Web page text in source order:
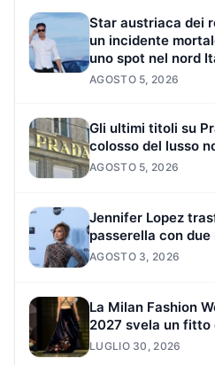
Star austriaca dei
un incidente
uno spot nel nord
AGOSTO 5, 2026
Gli ultimi titoli su
colosso del lusso
AGOSTO 5, 2026
Jennifer Lopez
passerella con
AGOSTO 3, 2026
La Milan Fashion
2027 svela un
LUGLIO 30, 2026